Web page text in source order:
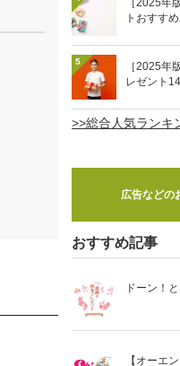
［2025年
トおすす
5
［2025年
レゼント
>>総合人気ランキ
広告などの
おすすめ記事
ドーン！
【オーエ